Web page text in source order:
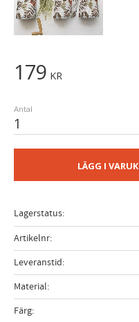
179 KR
Antal
LÄGG I
Lagerstatus
Artikelnr
Leveranstid
Material
Färg